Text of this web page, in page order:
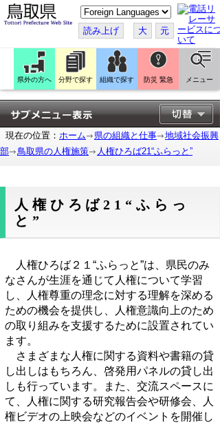
こ
の
ペ
ー
ジ
翻
訳
す
る
読み上げ 大 元
県外の方へ 分野で探す 組織で探す 防災 緊急 メニュー
現在の位置： ホーム 県の組織と仕事
地域社会振興
部
鳥取県の人権施策 人権ひろば21“ふらっと”
人権ひろば21“ふらっ
と”
人権ひろば２１“ふらっと”は、県民のみ
なさんが生涯を通じて人権について学習
し、人権尊重の理念に対する理解を深める
ための機会を提供し、人権意識向上のため
の取り組みを支援するために設置されてい
ます。
さまざまな人権に関する資料や書籍の貸
し出しはもちろん、啓発用パネルの貸し出
しも行っています。また、交流スペースに
て、人権に関する研究報告会や研修会、人
権ビデオの上映会などのイベントを開催し